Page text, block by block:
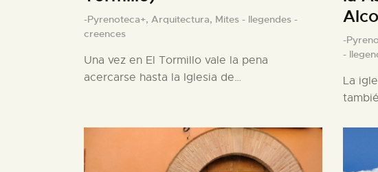
-Pyrenoteca+, Arquitectura, Mites - llegendes -
creences
Una vez en El Tormillo vale la pena
acercarse hasta la Iglesia de…
-
-
La